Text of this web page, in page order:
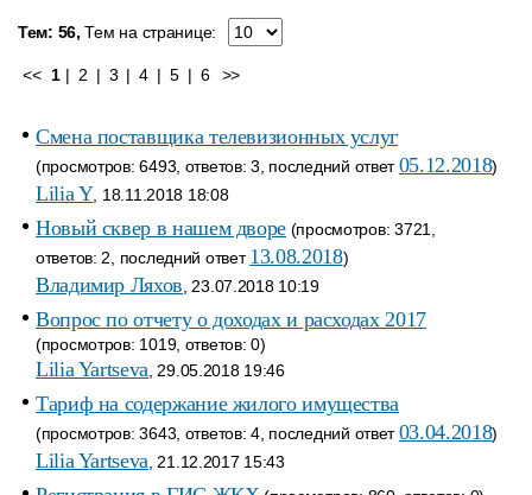
Тем: 56, Тем на странице:
<< 1 | 2 | 3 | 4 | 5 | 6 >>
Смена поставщика телевизионных услуг
(просмотров: 6493, ответов: 3, последний ответ05.12.2018)
Lilia Y , 18.11.2018 18:08
Новый сквер в нашем дворе (просмотров: 3721,
ответов: 2, последний ответ13.08.2018)
Владимир Ляхов , 23.07.2018 10:19
Вопрос по отчету о доходах и расходах 2017
(просмотров: 1019, ответов: 0)
Lilia Yartseva , 29.05.2018 19:46
Тариф на содержание жилого имущества
(просмотров: 3643, ответов: 4, последний ответ03.04.2018)
Lilia Yartseva , 21.12.2017 15:43